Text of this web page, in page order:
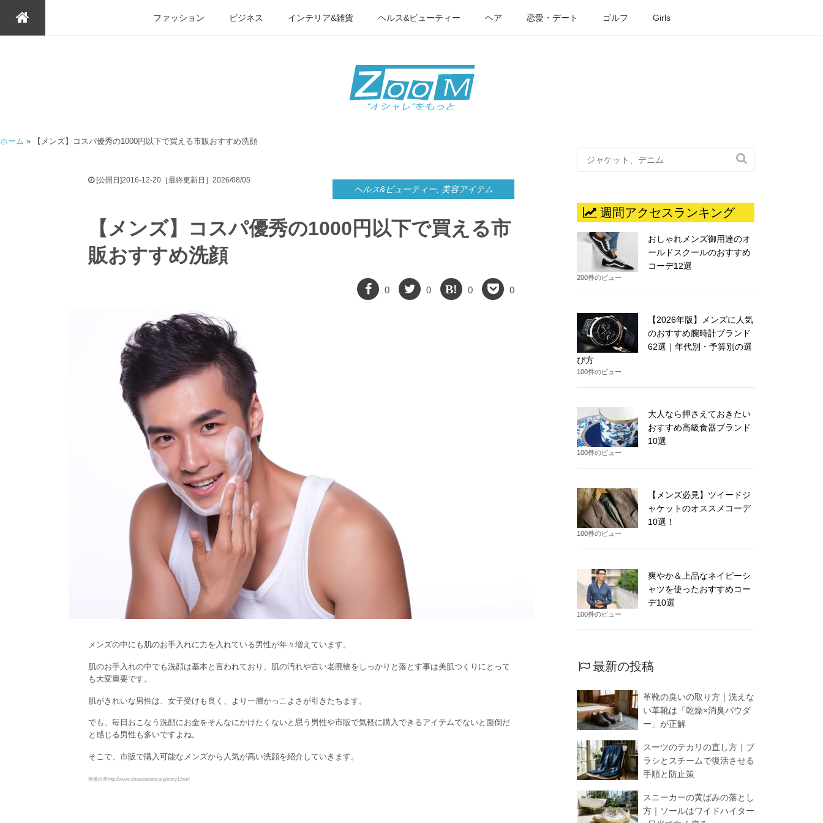
ファッション ビジネス インテリア&雑貨 ヘルス&ビューティー ヘア 恋愛・デート ゴルフ Girls
ホーム » 【メンズ】コスパ優秀の1000円以下で買える市販おすすめ洗顔
[公開日]2016-12-20［最終更新日］2026/08/05
ヘルス&ビューティー, 美容アイテム
【メンズ】コスパ優秀の1000円以下で買える市
販おすすめ洗顔
0 0 0 0
メンズの中にも肌のお手入れに力を入れている男性が年々増えています。
肌のお手入れの中でも洗顔は基本と言われており、肌の汚れや古い老廃物をしっかりと落とす事は美肌つくりにとって
も大変重要です。
肌がきれいな男性は、女子受けも良く、より一層かっこよさが引きたちます。
でも、毎日おこなう洗顔にお金をそんなにかけたくないと思う男性や市販で気軽に購入できるアイテムでないと面倒だ
と感じる男性も多いですよね。
そこで、市販で購入可能なメンズから人気が高い洗顔を紹介していきます。
画像出典http://www.chaovietnam.org/entry1.html

週間アクセスランキング
おしゃれメンズ御用達のオ
ールドスクールのおすすめ
コーデ12選
200件のビュー
【2026年版】メンズに人気
のおすすめ腕時計ブランド
62選｜年代別・予算別の選
び方
100件のビュー
大人なら押さえておきたい
おすすめ高級食器ブランド
10選
100件のビュー
【メンズ必見】ツイードジ
ャケットのオススメコーデ
10選！
100件のビュー
爽やか＆上品なネイビーシ
ャツを使ったおすすめコー
デ10選
100件のビュー
最新の投稿
革靴の臭いの取り方｜洗えな
い革靴は「乾燥×消臭パウダ
ー」が正解
スーツのテカリの直し方｜ブ
ラシとスチームで復活させる
手順と防止策
スニーカーの黄ばみの落とし
方｜ソールはワイドハイター